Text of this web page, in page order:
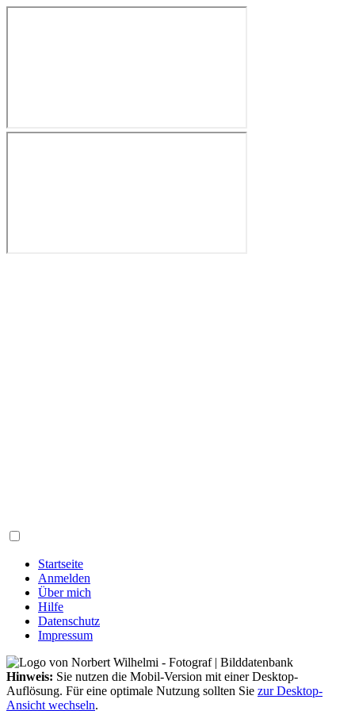
Startseite
Anmelden
Über mich
Hilfe
Datenschutz
Impressum
Hinweis: Sie nutzen die Mobil-Version mit einer Desktop-
Auflösung. Für eine optimale Nutzung sollten Sie zur Desktop-
Ansicht wechseln.